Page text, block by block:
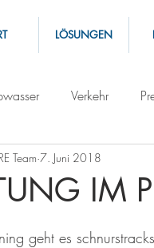
LÖSUNGEN
Verkehr
IM
Team 7. Juni 2018
geht es